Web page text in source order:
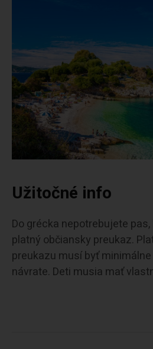
Užitočné info
Do grécka nepotrebujete
platný občiansky preukaz.
preukazu musí byť
návrate. Deti musia mať